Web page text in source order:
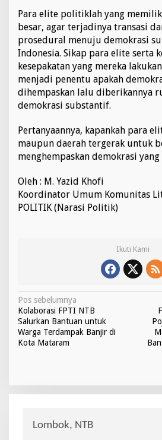
Para elite politiklah yang
besar, agar terjadinya transasi
prosedural menuju demokrasi
Indonesia. Sikap para elite serta
kesepakatan yang mereka
menjadi penentu apakah
dihempaskan lalu diberikannya
demokrasi substantif.
Pertanyaannya, kapankah para
maupun daerah tergerak untuk
menghempaskan demokrasi
Oleh : M. Yazid Khofi
Koordinator Umum Komunitas
POLITIK (Narasi Politik)
Ikuti Kami
N
a
v
Pos sebelumnya
Kolaborasi FPTI NTB
Salurkan Bantuan untuk
Warga Terdampak Banjir di
Kota Mataram